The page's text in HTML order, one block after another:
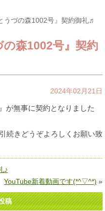
うづの森1002号』契約御礼♬
の森1002号』契約
2024年02月21日
が無事に契約となりました
続きどうぞよろしくお願い致
♪
YouTube新着動画です(*^▽^*) »
稿